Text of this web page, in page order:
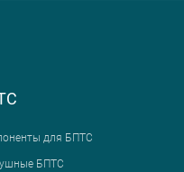
для БПТС
БПТС